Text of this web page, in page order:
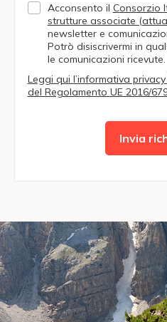
Acconsento il Consorzio
strutture associate
newsletter e
Potrò disiscrivermi in
le comunicazioni ricevute.
Leggi qui l’informativa
del Regolamento UE 2016/
Invia